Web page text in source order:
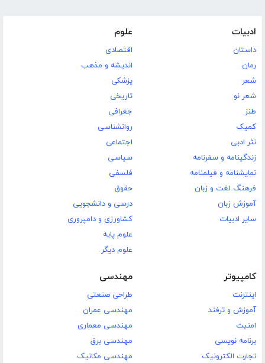
ادبیات
داستان
رمان
شعر
شعر نو
طنز
کمیک
نثر ادبی
زندگینامه و سفرنامه
نمایشنامه و فیلمنامه
فرهنگ لغت و زبان
آموزش زبان
سایر ادبیات
علوم
اقتصادی
اندیشه و مذهب
پزشکی
تاریخی
جغرافی
روانشناسی
اجتماعی
سیاسی
فلسفی
حقوق
درسی و دانشجویی
کشاورزی و دامپروری
علوم پایه
علوم دیگر
کامپیوتر
اینترنت
آموزش و ترفند
امنیت
برنامه نویسی
تجارت الکترونیک
مهندسی
طراحی صنعتی
مهندسی عمران
مهندسی معماری
مهندسی برق
مهندسی مکانیک